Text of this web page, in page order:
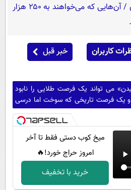
جدی امنیتی و کیفری / آن‌هایی که می‌خواهند به ۲۵۰ هزار
کاربران خبر قبل
می تواند یک فرصت طلایی را نابود
100000 دلار و یک فرصت تاریخی که سوخت اما درسی
میخ کوب دستی فقط تا آخر
امروز حراج خورد!🔥
خرید با تخفیف